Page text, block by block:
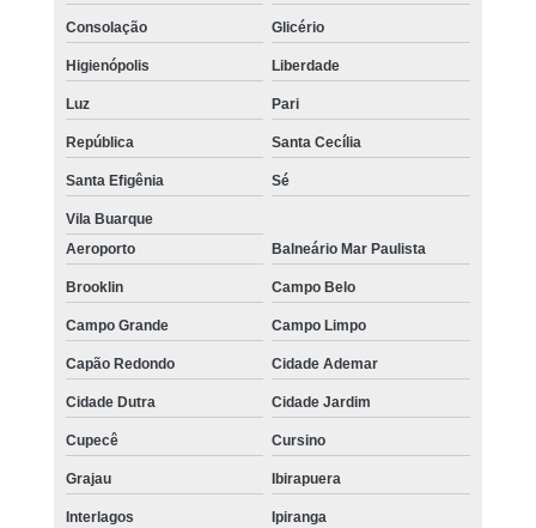
Consolação Glicério
Higienópolis Liberdade
Luz Pari
República Santa Cecília
Santa Efigênia Sé
Vila Buarque
Aeroporto
Balneário Mar Paulista
Brooklin Campo Belo
Campo Grande Campo Limpo
Capão Redondo Cidade Ademar
Cidade Dutra Cidade Jardim
Cupecê Cursino
Grajau Ibirapuera
Interlagos Ipiranga